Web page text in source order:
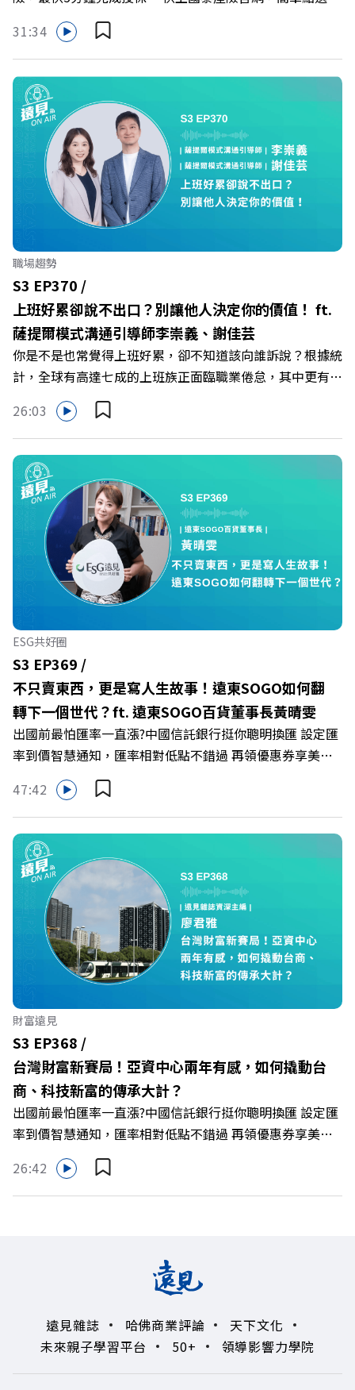
Powered by Firstory Hosting
保障立即到位！ https://fstry.pse.is/9eddvv —— 以上為
Firstory Podcast 廣告 —— 在健康意識抬頭、健身產業百
家爭鳴的激烈浪潮下，傳統的健身房該如何轉型突圍？ 本
集《遠見ON AIR》邀請到可爾姿Curves台灣執行長林宏
遠，帶你解析可爾姿如何打造出兼顧健康生活與女力創業的
健身新契機！ 🔺如何從「傳統大型健身房」轉型為「社區
運動便利店」？ 🔺運動如何落實最貼心的「女性專屬、零
壓力」空間？ 🔺對抗肌少症、預防高齡化！驚豔醫學界的
「社會處方」 🔺超高加盟成功率！為無數女性圓夢的「女
力互助與微型創業平台」 主持人／遠見雜誌副社長兼遠見
智庫總編輯 李建興 與談人／可爾姿Curves台灣執行長 林宏
遠 +++++ 🫧清除腦袋的盲點，也順手理清生活的雜亂。 點
開看質感養成術>> https://gvmkt.pse.is/9al3px ✨關注
《遠見》更多的社群： LINE：https://reurl.cc/A4ELQp
IG：https://bit.ly/3AjBWNV YT：https://bit.ly/38jNi9k
Powered by Firstory Hosting
31:34
職場趨勢
S3 EP370 /
上班好累卻說不出口？別讓他人決定你的價值！ ft.
薩提爾模式溝通引導師李崇義、謝佳芸
你是不是也常覺得上班好累，卻不知道該向誰訴說？根據統
計，全球有高達七成的上班族正面臨職業倦怠，其中更有三
成默默承受著「沉默的倦怠」。當主管的期待、同儕的競爭
與承上啟下的壓力成為日常，身在職場的我們該如何停止無
止境的自我懷疑，在人際風暴中找回安頓內心的力量？ 本
集《遠見ON AIR》邀請新書《透視職場冰山》作者、薩提
爾模式溝通引導師李崇義與謝佳芸，教你如何看穿職場底層
的應對姿態，以及在緊湊的職場節奏中，修煉安頓心法！
🔺你的自我價值，難道只能由考績和主管來決定？ 🔺你或
你的同事，正在用哪種「不一致」的姿態應對壓力？ 🔺如
何在中高壓的「三明治主管」困境中全身而退？ 主持人／
遠見雜誌總編輯 林讓均 與談人／薩提爾模式溝通引導師、
作者 李崇義、謝佳芸 +++++ 🫧清除腦袋的盲點，也順手理
清生活的雜亂。 點開看質感養成術>>
https://gvmkt.pse.is/9al3px ✨關注《遠見》更多的社群：
LINE：https://reurl.cc/A4ELQp IG：
https://bit.ly/3AjBWNV YT：https://bit.ly/38jNi9k
Powered by Firstory Hosting
26:03
ESG共好圈
S3 EP369 /
不只賣東西，更是寫人生故事！遠東SOGO如何翻
轉下一個世代？ft. 遠東SOGO百貨董事長黃晴雯
出國前最怕匯率一直漲?中國信託銀行挺你聰明換匯 設定匯
率到價智慧通知，匯率相對低點不錯過 再領優惠券享美金
最高減3分等優惠 立即設定： https://fstry.pse.is/9d7lr7
投資外幣如幣別轉換可能產生匯兌損失，應評估涉及自身情
況審慎投資。 完整注意事項詳見網站資訊。 —— 以上為
Firstory Podcast 廣告 —— 在永續減碳、綠色消費與友善
職場的變革浪潮下，傳統大流量、高耗能的百貨零售業該如
何轉型突圍？ 本集《遠見ON AIR》邀請到遠東SOGO百貨
董事長黃晴雯，帶你解析遠東SOGO如何透過戰略布局，打
造出兼顧企業獲利與社會共好的綠色零售新契機！ 🔺如何
從單純百貨專櫃轉型為有溫度的利他平台？ 🔺最難節能的
零售業如何落實「EP100」能效倍增計畫？ 🔺成功推動育
嬰留停、男同仁樂意成家！驚豔業界的「生育代理人制度」
🔺最有人情味的文化橋梁！從社會創新到經典「日本展」的
共好實踐 主持人／遠見雜誌副社長兼遠見智庫總編輯 李建
興 與談人／遠東SOGO百貨董事長 黃晴雯 +++++ 🫧清除腦
袋的盲點，也順手理清生活的雜亂。 點開看質感養成術>>
https://gvmkt.pse.is/9al3px ✨關注《遠見》更多的社群：
LINE：https://reurl.cc/A4ELQp IG：
https://bit.ly/3AjBWNV YT：https://bit.ly/38jNi9k
Powered by Firstory Hosting
47:42
財富遠見
S3 EP368 /
台灣財富新賽局！亞資中心兩年有感，如何撬動台
商、科技新富的傳承大計？
出國前最怕匯率一直漲?中國信託銀行挺你聰明換匯 設定匯
率到價智慧通知，匯率相對低點不錯過 再領優惠券享美金
最高減3分等優惠 立即設定： https://fstry.pse.is/9d7lr7
投資外幣如幣別轉換可能產生匯兌損失，應評估涉及自身情
況審慎投資。 完整注意事項詳見網站資訊。 —— 以上為
在政府力推「亞洲資產管理中心」政策、高雄專區成立滿週
年的關鍵時刻，台灣的投信、信託與財富管理業務，正迎來
到遠見資深主編廖君雅，帶你解析這場台灣史上最大規模的
財富版圖重組。 🔺資產管理大躍進！台灣憑什麼挑戰亞太
金融重鎮？ 🔺不只是口號！主動式ETF與被動平衡型ETF如
26:42
遠見雜誌 哈佛商業評論
天下文化
未來親子學習平台
50+ 領導影響力學院